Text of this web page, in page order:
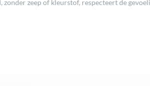
zeep of kleurstof, respecteert de